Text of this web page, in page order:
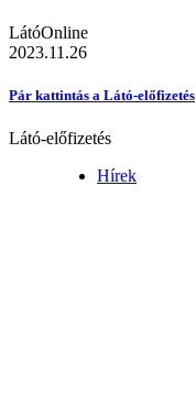
LátóOnline
2023.11.26
Pár kattintás a Látó-előfizetés
Látó-előfizetés
Hírek